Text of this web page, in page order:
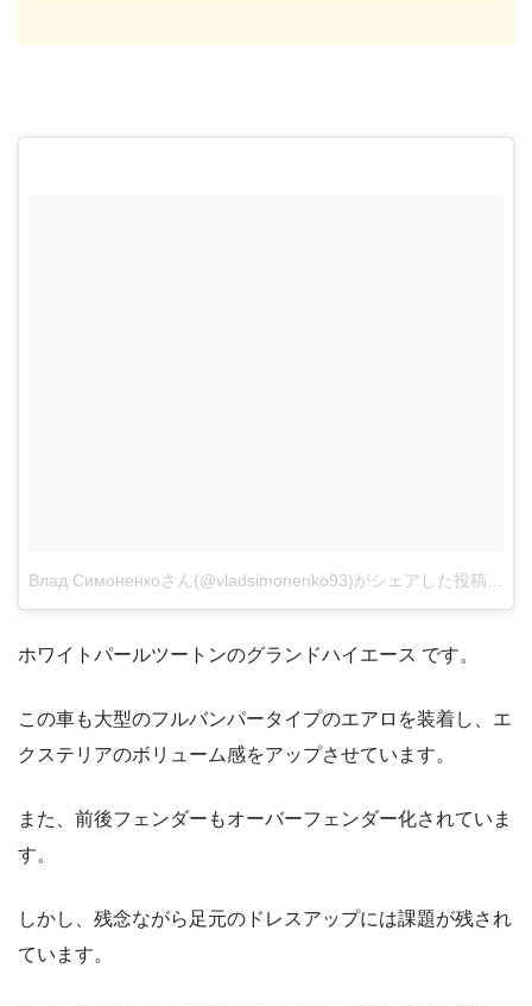
ホワイトパールツートンのグランドハイエース です。
この車も大型のフルバンパータイプのエアロを装着し、エ
クステリアのボリューム感をアップさせています。
また、前後フェンダーもオーバーフェンダー化されていま
す。
しかし、残念ながら足元のドレスアップには課題が残され
ています。